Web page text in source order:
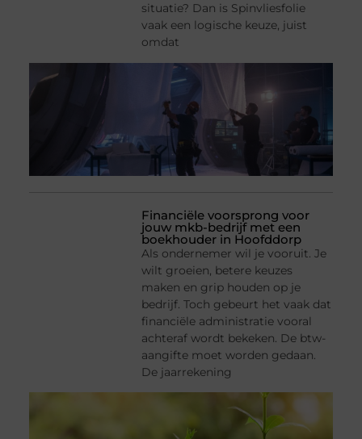
situatie? Dan is Spinvliesfolie
vaak een logische keuze, juist
omdat
Financiële voorsprong voor
jouw mkb-bedrijf met een
boekhouder in Hoofddorp
Als ondernemer wil je vooruit. Je
wilt groeien, betere keuzes
maken en grip houden op je
bedrijf. Toch gebeurt het vaak dat
financiële administratie vooral
achteraf wordt bekeken. De btw-
aangifte moet worden gedaan.
De jaarrekening